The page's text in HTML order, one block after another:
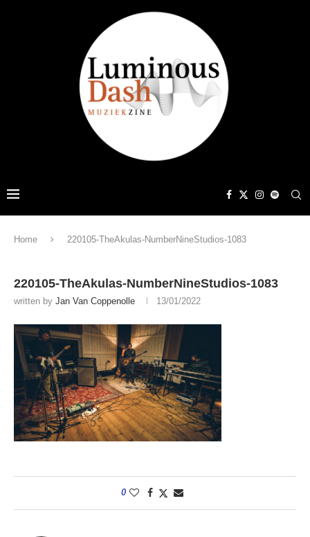
Home 220105-TheAkulas-NumberNineStudios-1083
220105-TheAkulas-NumberNineStudios-1083
written by Jan Van Coppenolle 13/01/2022
0